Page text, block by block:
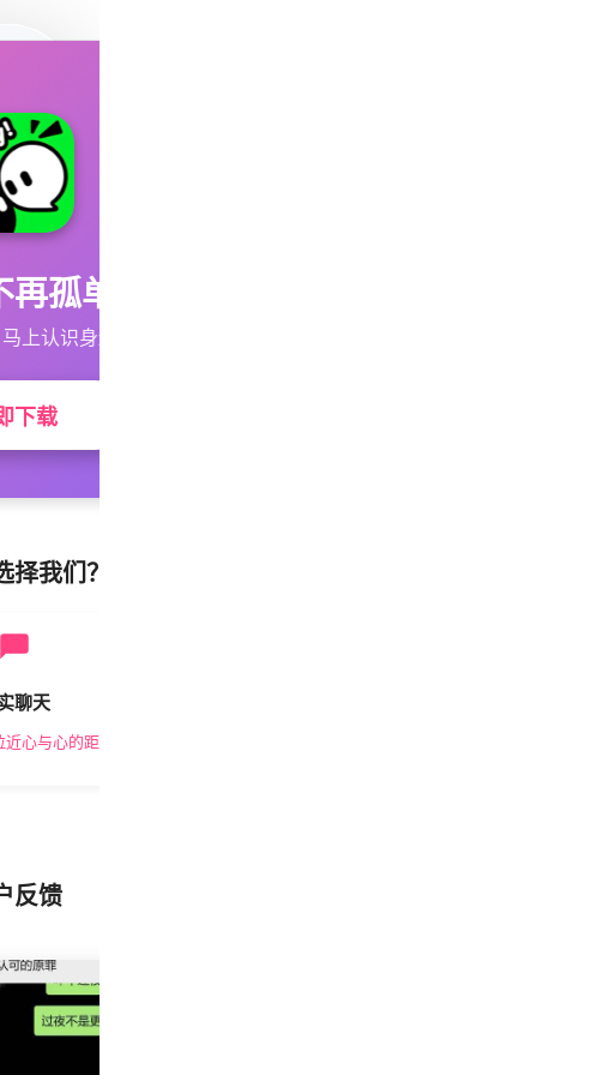
再孤单
上认识身边的TA
下载
择我们？
聊天
心与心的距离
反馈